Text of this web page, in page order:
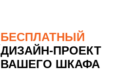
БЕСПЛАТНЫЙ
ДИЗАЙН-ПРОЕКТ
ВАШЕГО ШКАФА